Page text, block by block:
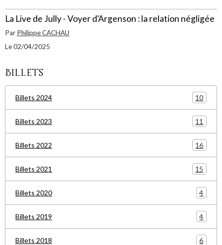
La Live de Jully - Voyer d'Argenson : la relation négligée
Par Philippe CACHAU
Le 02/04/2025
Billets
Billets 2024 10
Billets 2023 11
Billets 2022 16
Billets 2021 15
Billets 2020 4
Billets 2019 4
Billets 2018 6